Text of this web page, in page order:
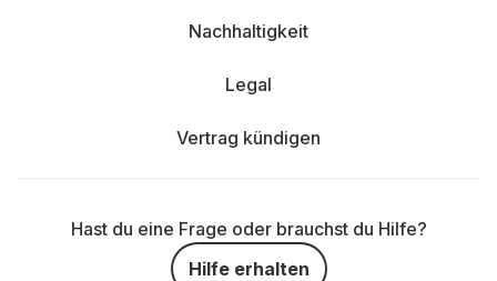
Nachhaltigkeit
Legal
Vertrag kündigen
Hast du eine Frage oder brauchst du Hilfe?
Hilfe erhalten